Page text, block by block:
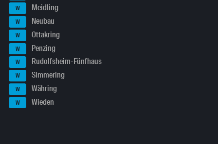
W Meidling
W Neubau
W Ottakring
W Penzing
W Rudolfsheim-Fünfhaus
W Simmering
W Währing
W Wieden